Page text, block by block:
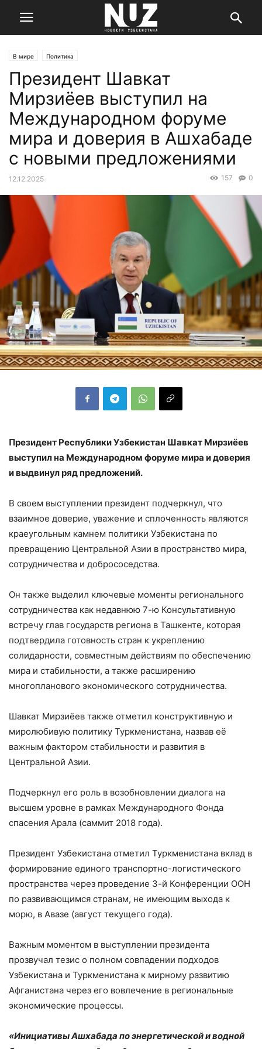
В мире Политика
Президент Шавкат
Мирзиёев выступил на
Международном форуме
мира и доверия в Ашхабаде
с новыми предложениями
12.12.2025 0
157
Президент Республики Узбекистан Шавкат Мирзиёев
выступил на Международном форуме мира и доверия
и выдвинул ряд предложений.
В своем выступлении президент подчеркнул, что
взаимное доверие, уважение и сплоченность являются
краеугольным камнем политики Узбекистана по
превращению Центральной Азии в пространство мира,
сотрудничества и добрососедства.
Он также выделил ключевые моменты регионального
сотрудничества как недавнюю 7-ю Консультативную
встречу глав государств региона в Ташкенте, которая
подтвердила готовность стран к укреплению
солидарности, совместным действиям по обеспечению
мира и стабильности, а также расширению
многопланового экономического сотрудничества.
Шавкат Мирзиёев также отметил конструктивную и
миролюбивую политику Туркменистана, назвав её
важным фактором стабильности и развития в
Центральной Азии.
Подчеркнул его роль в возобновлении диалога на
высшем уровне в рамках Международного Фонда
спасения Арала (саммит 2018 года).
Президент Узбекистана отметил Туркменистана вклад в
формирование единого транспортно-логистического
пространства через проведение 3-й Конференции ООН
по развивающимся странам, не имеющим выхода к
морю, в Авазе (август текущего года).
Важным моментом в выступлении президента
прозвучал тезис о полном совпадении подходов
Узбекистана и Туркменистана к мирному развитию
Афганистана через его вовлечение в региональные
экономические процессы.
«Инициативы Ашхабада по энергетической и водной